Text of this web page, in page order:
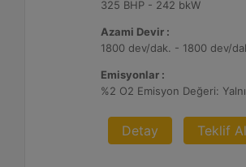
325 BHP - 242 bkW
Azami Devir :
1800 dev/dak. - 1800 dev/
Emisyonlar :
Detay Teklif Al